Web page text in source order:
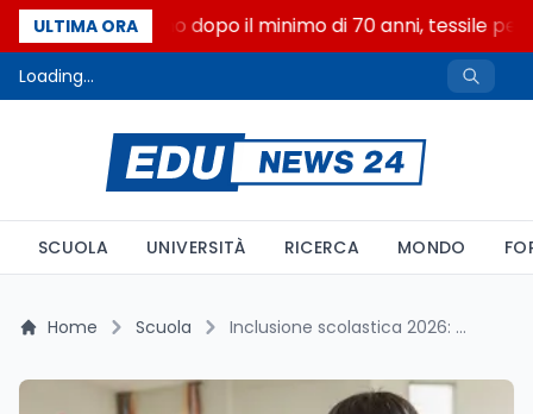
ULTIMA ORA
Auto rimbalzano dopo il minimo di 70 anni, tessile
Loading...
SCUOLA UNIVERSITÀ RICERCA MONDO
Home Scuola Inclusione scolastica 2026: il Piano e il 57% senza continuita' di sostegno